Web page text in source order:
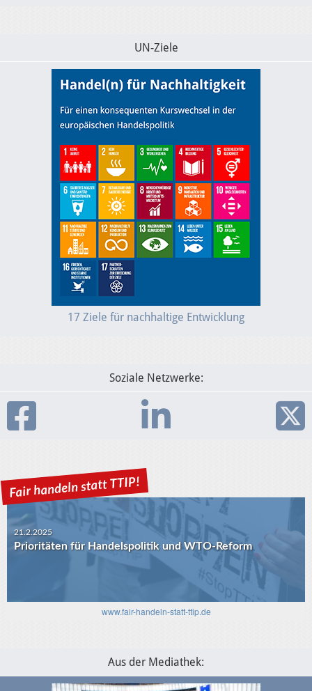
UN-Ziele
17 Ziele für nachhaltige Entwicklung
Soziale Netzwerke:
30.1.2025
USA-EU: Die Algorithmen und das transatlantische
www.fair-handeln-statt-ttip.de
Aus der Mediathek: